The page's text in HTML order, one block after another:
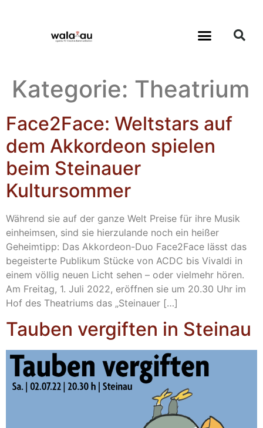
Kategorie: Theatrium
Face2Face: Weltstars auf
dem Akkordeon spielen
beim Steinauer
Kultursommer
Während sie auf der ganze Welt Preise für ihre Musik
einheimsen, sind sie hierzulande noch ein heißer
Geheimtipp: Das Akkordeon-Duo Face2Face lässt das
begeisterte Publikum Stücke von ACDC bis Vivaldi in
einem völlig neuen Licht sehen – oder vielmehr hören.
Am Freitag, 1. Juli 2022, eröffnen sie um 20.30 Uhr im
Hof des Theatriums das „Steinauer […]
Tauben vergiften in Steinau